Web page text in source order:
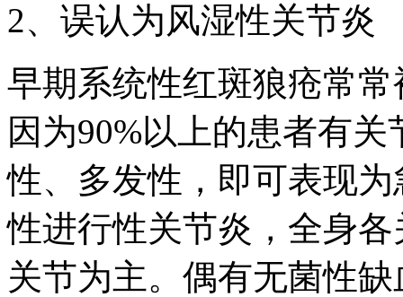
2、误认为风湿性关节炎
早期系统性红斑狼疮常
因为90%以上的患者有
性、多发性，即可表现
性进行性关节炎，全身
关节为主。偶有无菌性